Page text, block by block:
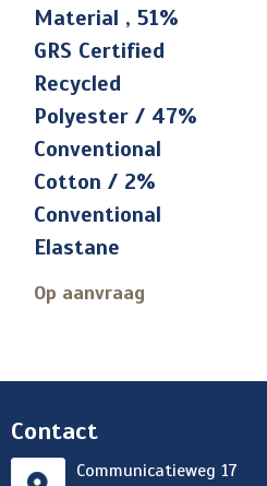
Material , 51%
GRS Certified
Recycled
Polyester / 47%
Conventional
Cotton / 2%
Conventional
Elastane
Op aanvraag
Contact
Communicatieweg 17